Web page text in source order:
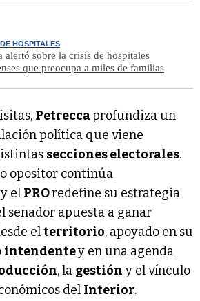
HOSPITALES
alertó sobre la crisis de hospitales
que preocupa a miles de familias
Petreccaprofundiza un
política que viene
secciones electorales.
opositor continúa
el PROredefine su estrategia
senador apuesta a ganar
elterritorio, apoyado en su
intendentey en una agenda
, la gestión y el vínculo
del Interior.